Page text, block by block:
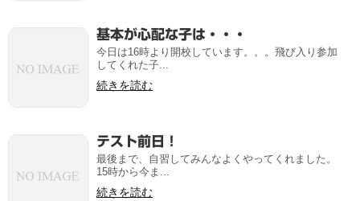
基本が心配な子は・・・
今日は16時より開校しています。。。飛び入り参加
してくれた子...
続きを読む
テスト前日！
最後まで、自習してみんなよくやってくれました。
15時から今ま...
続きを読む